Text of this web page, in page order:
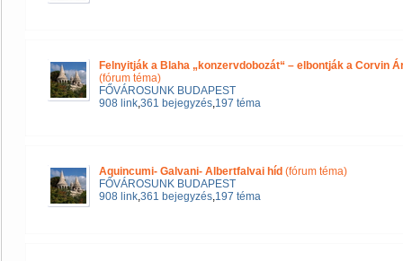
Felnyitják a Blaha „konzervdobozát“ – elbontják a Corvin
(fórum téma)
FŐVÁROSUNK BUDAPEST
908 link,361 bejegyzés,197 téma
Aquincumi- Galvani- Albertfalvai híd (fórum téma)
FŐVÁROSUNK BUDAPEST
908 link,361 bejegyzés,197 téma